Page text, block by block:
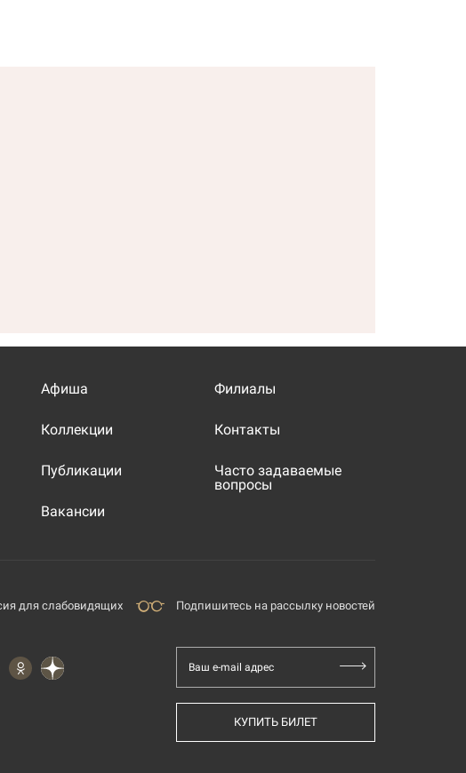
Афиша
Коллекции
Публикации
Вакансии
Филиалы
Контакты
Часто задаваемые
вопросы
для слабовидящих Подпишитесь на рассылку новостей
Ваш e-mail адрес
КУПИТЬ БИЛЕТ